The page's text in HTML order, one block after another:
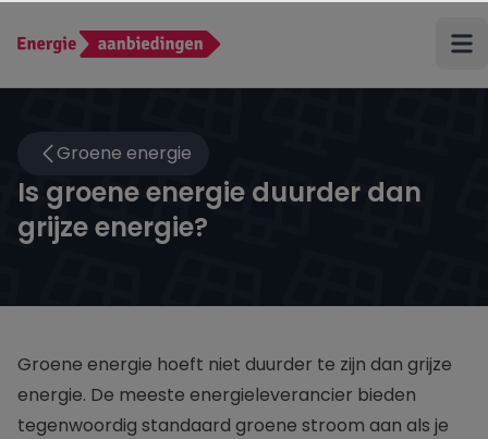
Terug
ANWB Energie
Budget Thuis
Eneco
Groene energie
Is groene energie duurder dan
grijze energie?
Groene energie hoeft niet duurder te zijn dan grijze
energie. De meeste energieleverancier bieden
tegenwoordig standaard groene stroom aan als je